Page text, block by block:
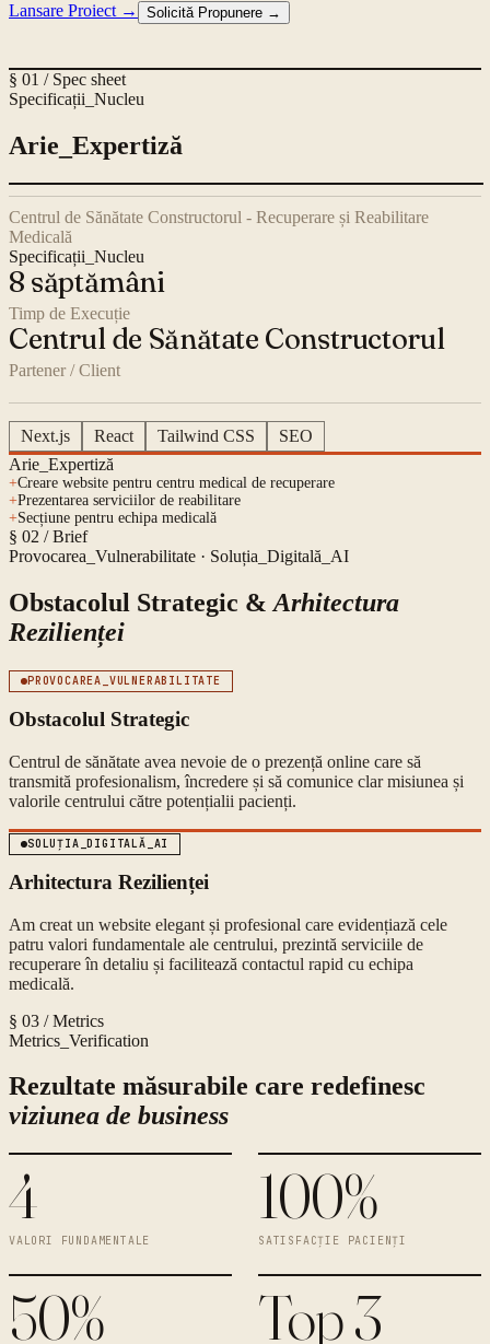
Lansare Proiect → Solicită Propunere →
§ 01 / Spec sheet
Specificații_Nucleu
Arie_Expertiză
Centrul de Sănătate Constructorul - Recuperare și Reabilitare
Medicală
Specificații_Nucleu
8 săptămâni
Timp de Execuție
Centrul de Sănătate Constructorul
Partener / Client
Next.js React Tailwind CSS
SEO
Arie_Expertiză
+Creare website pentru centru medical de recuperare
+Prezentarea serviciilor de reabilitare
+Secțiune pentru echipa medicală
§ 02 / Brief
Provocarea_Vulnerabilitate · Soluția_Digitală_AI
Obstacolul Strategic & Arhitectura
Rezilienței
PROVOCAREA_VULNERABILITATE
Obstacolul Strategic
Centrul de sănătate avea nevoie de o prezență online care să
transmită profesionalism, încredere și să comunice clar misiunea și
valorile centrului către potențialii pacienți.
SOLUȚIA_DIGITALĂ_AI
Arhitectura Rezilienței
Am creat un website elegant și profesional care evidențiază cele
patru valori fundamentale ale centrului, prezintă serviciile de
recuperare în detaliu și facilitează contactul rapid cu echipa
medicală.
§ 03 / Metrics
Metrics_Verification
Rezultate măsurabile care redefinesc
viziunea de business
4
VALORI FUNDAMENTALE
100%
SATISFACȚIE PACIENȚI
50% Top 3